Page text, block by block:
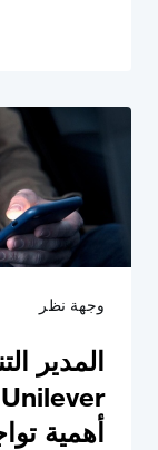
وجهة نظر
المدير
أهمية